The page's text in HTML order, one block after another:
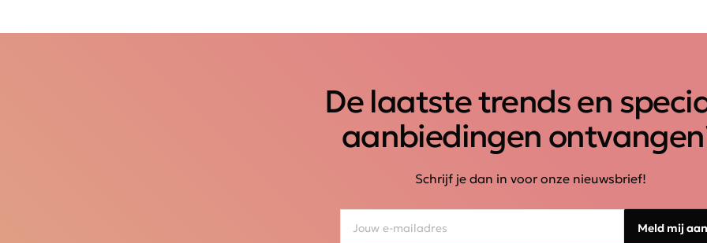
De laatste trends en
aanbiedingen
Schrijf je dan in voor onze nieuwsbrief!
Meld mij aan